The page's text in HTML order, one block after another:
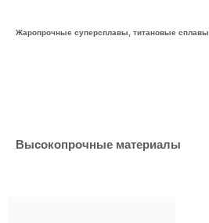
Жаропрочные суперсплавы, титановые сплавы
Высокопрочные материалы